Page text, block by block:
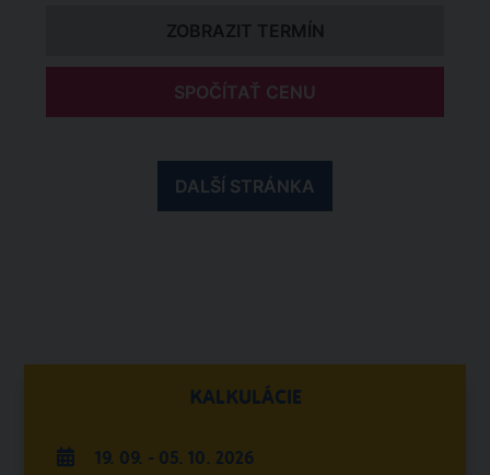
ZOBRAZIT TERMÍN
SPOČÍTAŤ CENU
DALŠÍ STRÁNKA
KALKULÁCIE
19. 09. - 05. 10. 2026